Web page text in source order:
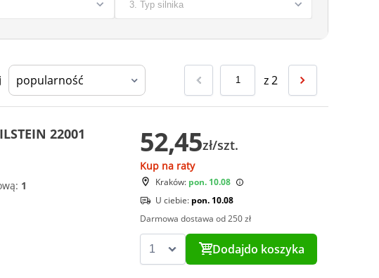
z2
22001
1
52,45zł/szt.
Kup na raty
Kraków: pon. 10.08
U ciebie: pon. 10.08
Darmowa dostawa od 250 zł
Dodajdo koszyka